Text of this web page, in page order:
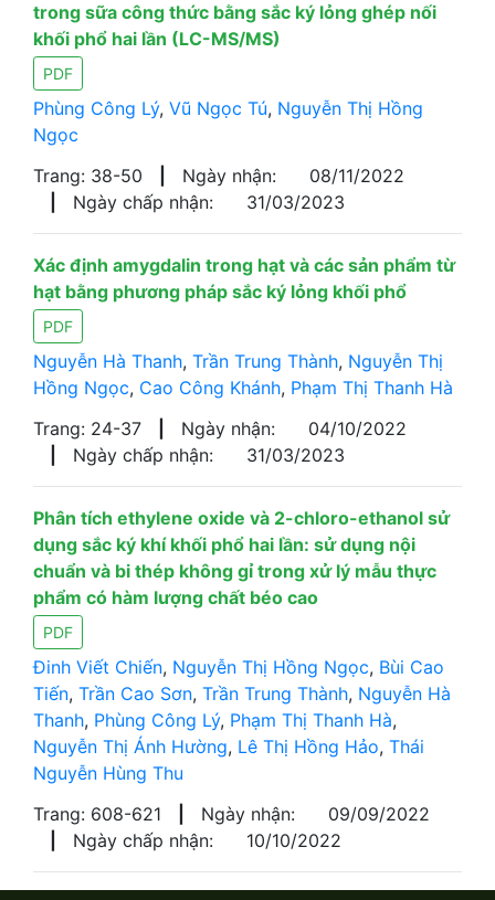
trong sữa công thức bằng sắc ký lỏng ghép nối
khối phổ hai lần (LC-MS/MS)
PDF
Phùng Công Lý, Vũ Ngọc Tú, Nguyễn Thị Hồng
Ngọc
Trang: 38-50
Ngày nhận:
08/11/2022
Ngày chấp nhận: 31/03/2023
Xác định amygdalin trong hạt và các sản phẩm từ
hạt bằng phương pháp sắc ký lỏng khối phổ
PDF
Nguyễn Hà Thanh, Trần Trung Thành, Nguyễn Thị
Hồng Ngọc, Cao Công Khánh, Phạm Thị Thanh Hà
Trang: 24-37
Ngày nhận:
04/10/2022
Ngày chấp nhận: 31/03/2023
Phân tích ethylene oxide và 2-chloro-ethanol sử
dụng sắc ký khí khối phổ hai lần: sử dụng nội
chuẩn và bi thép không gỉ trong xử lý mẫu thực
phẩm có hàm lượng chất béo cao
PDF
Đinh Viết Chiến, Nguyễn Thị Hồng Ngọc, Bùi Cao
Tiến, Trần Cao Sơn, Trần Trung Thành, Nguyễn Hà
Thanh, Phùng Công Lý, Phạm Thị Thanh Hà,
Nguyễn Thị Ánh Hường, Lê Thị Hồng Hảo, Thái
Nguyễn Hùng Thu
Trang: 608-621
Ngày nhận:
09/09/2022
Ngày chấp nhận: 10/10/2022